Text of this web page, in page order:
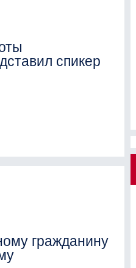
спикер
гражданину